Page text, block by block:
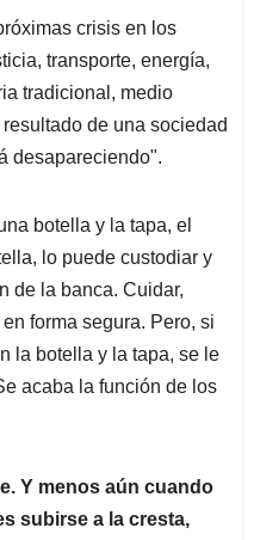
crisis en los
transporte, energía,
tradicional, medio
de una sociedad
desapareciendo".
botella y la tapa, el
lo puede custodiar y
de la banca. Cuidar,
forma segura. Pero, si
la botella y la tapa, se le
acaba la función de los
Y menos aún cuando
subirse a la cresta,